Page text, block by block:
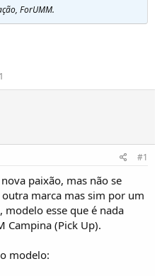
ForUMM.
#1
paixão, mas não se
marca mas sim por um
esse que é nada
Campina (Pick Up).
modelo: